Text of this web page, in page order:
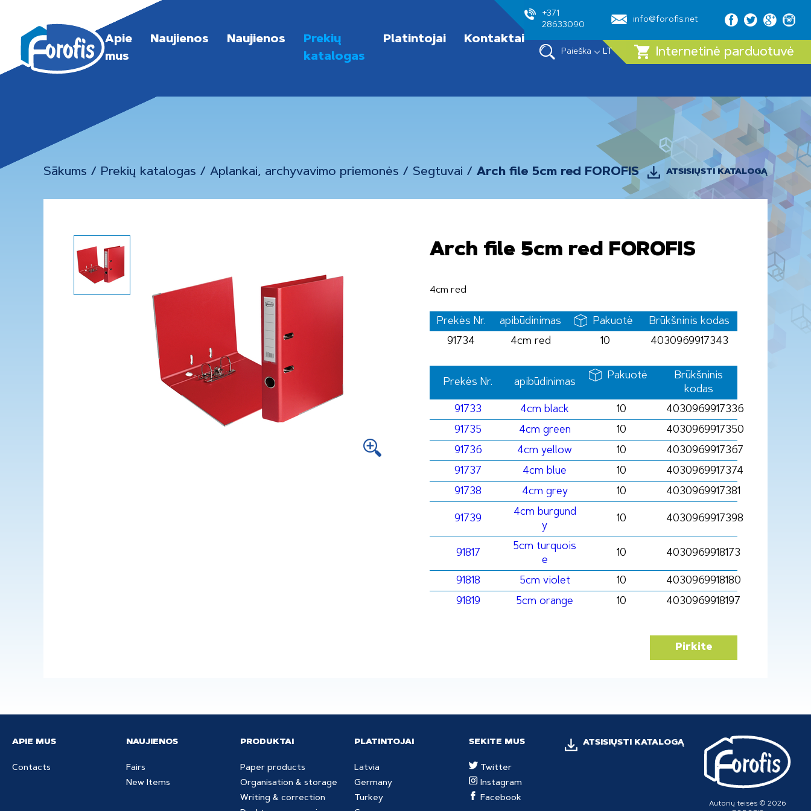
Apie
mus
Naujienos Naujienos
Prekių
katalogas
Platintojai Kontaktai
+371
28633090
info@forofis.net
Paieška LT Internetinė parduotuvė
Sākums / Prekių katalogas / Aplankai, archyvavimo priemonės / Segtuvai / Arch file 5cm red FOROFIS ATSISIŲSTI KATALOGĄ
Arch file 5cm red FOROFIS
4cm red
Prekės Nr. apibūdinimas Pakuotė
Brūkšninis kodas
91734
4cm red 10 4030969917343
Prekės Nr. apibūdinimas
Pakuotė
Brūkšninis
kodas
91733
4cm black 10
4030969917336
91735
4cm green 10
4030969917350
91736
4cm yellow 10
4030969917367
91737
4cm blue 10
4030969917374
91738
4cm grey 10 4030969917381
91739
4cm burgund
y
10 4030969917398
91817
5cm turquois
e
10 4030969918173
91818 5cm violet 10
4030969918180
91819
5cm orange 10 4030969918197
Pirkite
APIE MUS
Contacts
NAUJIENOS
Fairs
New Items
PRODUKTAI
Paper products
Organisation & storage
Writing & correction
PLATINTOJAI
Latvia
Germany
Turkey
SEKITE MUS
Twitter
Instagram
Facebook
ATSISIŲSTI KATALOGĄ
Autorių teisės © 2026